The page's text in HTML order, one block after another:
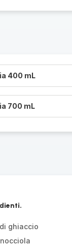
400 mL
700 mL
ghiaccio